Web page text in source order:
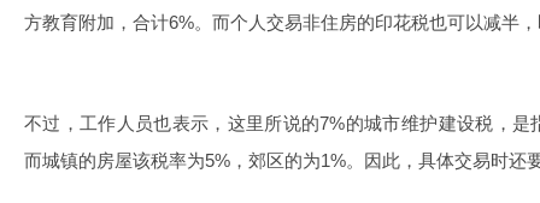
方教育附加，合计6%。而个人交易非住房的印花税也可以减半
不过，工作人员也表示，这里所说的7%的城市维护建设税，
而城镇的房屋该税率为5%，郊区的为1%。因此，具体交易时还